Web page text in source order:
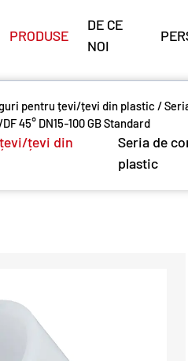
PRODUSE
DE CE
NOI
pentru țevi/țevi din plastic /
45° DN15-100 GB Standard
țevi din
Seria de
plastic